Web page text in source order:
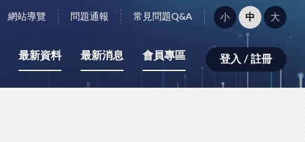
網站導覽 問題通報 常見問題Q&A
字
型
小：
小 中 大
最新資料 最新消息 會員專區 登入 / 註冊